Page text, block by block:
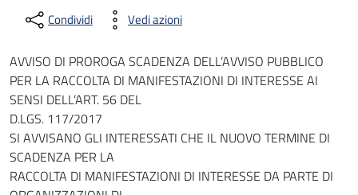
Condividi Vedi azioni
AVVISO DI PROROGA SCADENZA DELL’AVVISO PUBBLICO
PER LA RACCOLTA DI MANIFESTAZIONI DI INTERESSE AI
SENSI DELL’ART. 56 DEL
D.LGS. 117/2017
SI AVVISANO GLI INTERESSATI CHE IL NUOVO TERMINE DI
SCADENZA PER LA
RACCOLTA DI MANIFESTAZIONI DI INTERESSE DA PARTE DI